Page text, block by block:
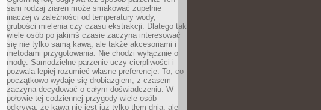
sam rodzaj ziaren może smakować zupełnie
inaczej w zależności od temperatury wody,
grubości mielenia czy czasu ekstrakcji. Dlatego tak
wiele osób po jakimś czasie zaczyna interesować
się nie tylko samą kawą, ale także akcesoriami i
metodami przygotowania. Nie chodzi wyłącznie o
modę. Samodzielne parzenie uczy cierpliwości i
pozwala lepiej rozumieć własne preferencje. To, co
początkowo wydaje się drobiazgiem, z czasem
zaczyna decydować o całym doświadczeniu. W
połowie tej codziennej przygody wiele osób
odkrywa, że kawa nie jest już tylko tłem dnia, ale